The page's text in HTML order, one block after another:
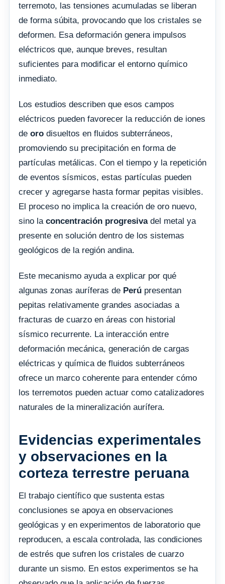
terremoto, las tensiones acumuladas se liberan
de forma súbita, provocando que los cristales se
deformen. Esa deformación genera impulsos
eléctricos que, aunque breves, resultan
suficientes para modificar el entorno químico
inmediato.
Los estudios describen que esos campos
eléctricos pueden favorecer la reducción de iones
de oro disueltos en fluidos subterráneos,
promoviendo su precipitación en forma de
partículas metálicas. Con el tiempo y la repetición
de eventos sísmicos, estas partículas pueden
crecer y agregarse hasta formar pepitas visibles.
El proceso no implica la creación de oro nuevo,
sino la concentración progresivadel metal ya
presente en solución dentro de los sistemas
geológicos de la región andina.
Este mecanismo ayuda a explicar por qué
algunas zonas auríferas de Perú presentan
pepitas relativamente grandes asociadas a
fracturas de cuarzo en áreas con historial
sísmico recurrente. La interacción entre
deformación mecánica, generación de cargas
eléctricas y química de fluidos subterráneos
ofrece un marco coherente para entender cómo
los terremotos pueden actuar como catalizadores
naturales de la mineralización aurífera.
Evidencias experimentales
y observaciones en la
corteza terrestre peruana
El trabajo científico que sustenta estas
conclusiones se apoya en observaciones
geológicas y en experimentos de laboratorio que
reproducen, a escala controlada, las condiciones
de estrés que sufren los cristales de cuarzo
durante un sismo. En estos experimentos se ha